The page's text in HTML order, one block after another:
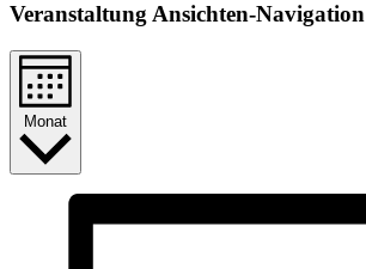
Veranstaltung Ansichten-Navigation
Monat